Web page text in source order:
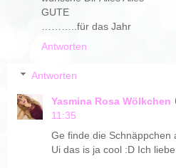
GUTE
………..für das Jahr
Antworten
Antworten
Yasmina Rosa Wölkchen
11:35
Ge finde die Schnäppchen
Ui das is ja cool :D Ich